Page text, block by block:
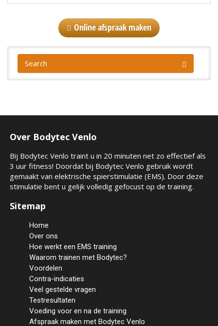
Online afspraak maken
Over Bodytec Venlo
Bij Bodytec Venlo traint u in 20 minuten net zo effectief als
3 uur fitness! Doordat bij Bodytec Venlo gebruik wordt
gemaakt van elektrische spierstimulatie (EMS). Door deze
stimulatie bent u gelijk volledig gefocust op de training.
Sitemap
Home
Over ons
Hoe werkt een EMS training
Waarom trainen met Bodytec?
Voordelen
Contra-indicaties
Veel gestelde vragen
Testresultaten
Voeding voor en na de training
Afspraak maken met Bodytec Venlo